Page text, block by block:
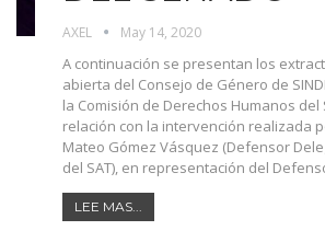
AXEL May 14, 2020
A continuación se presentan los
abierta del Consejo de Género de
la Comisión de Derechos Humanos del
relación con la intervención realizada
Mateo Gómez Vásquez (Defensor
del SAT), en representación del
LEE MAS...